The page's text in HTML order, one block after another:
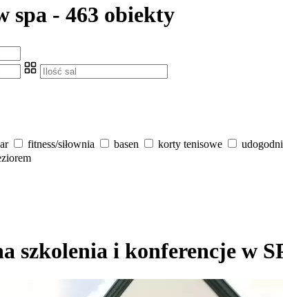
spa - 463 obiekty
fitness/siłownia basen korty tenisowe
szkolenia i konferencje w